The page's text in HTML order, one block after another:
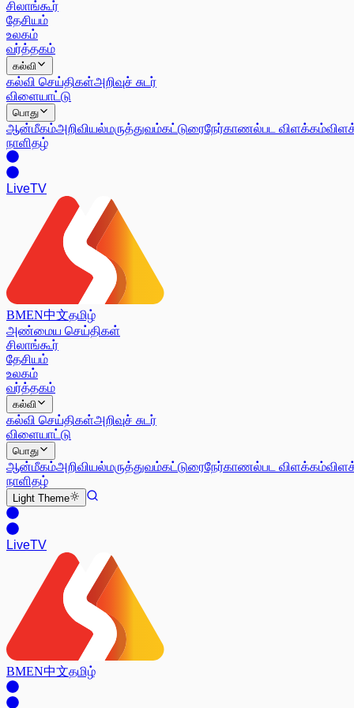
சிலாங்கூர்
தேசியம்
உலகம்
வர்த்தகம்
கல்வி
கல்வி செய்திகள்அறிவுச் சுடர்
விளையாட்டு
பொது
ஆன்மீகம்அறிவியல்மருத்துவம்கட்டுரைநேர்காணல்பட விளக்கம்
நாளிதழ்
LiveTV
BMEN中文தமிழ்
அண்மைய செய்திகள்
சிலாங்கூர்
தேசியம்
உலகம்
வர்த்தகம்
கல்வி
கல்வி செய்திகள்அறிவுச் சுடர்
விளையாட்டு
பொது
ஆன்மீகம்அறிவியல்மருத்துவம்கட்டுரைநேர்காணல்பட விளக்கம்
நாளிதழ்
Light Theme
LiveTV
BMEN中文தமிழ்